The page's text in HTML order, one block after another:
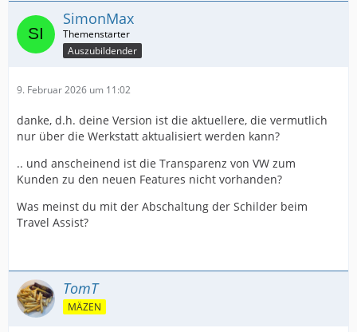
SimonMax
Auszubildender
9. Februar 2026 um 11:02
danke, d.h. deine Version ist die aktuellere, die vermutlich
nur über die Werkstatt aktualisiert werden kann?
.. und anscheinend ist die Transparenz von VW zum
Kunden zu den neuen Features nicht vorhanden?
Was meinst du mit der Abschaltung der Schilder beim
Travel Assist?
TomT
MÄZEN